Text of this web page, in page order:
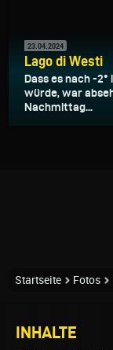
23.04.2024
Lago di Westi
Dass es nach -
würde, war
Nachmittag...
Startseite Fotos
INHALTE